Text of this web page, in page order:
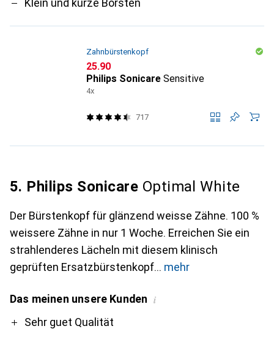
Klein und kurze Borsten
Zahnbürstenkopf
CHF
25.90
Philips Sonicare Sensitive
4x
717
5. Philips Sonicare Optimal White
Der Bürstenkopf für glänzend weisse Zähne. 100 %
weissere Zähne in nur 1 Woche. Erreichen Sie ein
strahlenderes Lächeln mit diesem klinisch
geprüften Ersatzbürstenkopf
mehr
Das meinen unsere Kunden i
ProSehr guet Qualität